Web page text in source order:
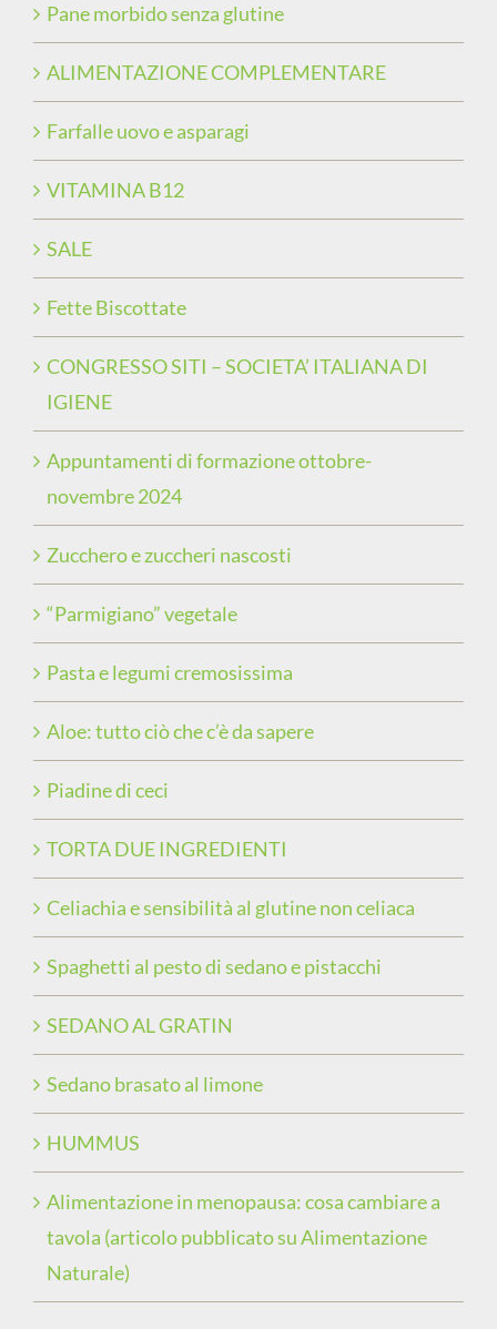
Pane morbido senza glutine
ALIMENTAZIONE COMPLEMENTARE
Farfalle uovo e asparagi
VITAMINA B12
SALE
Fette Biscottate
CONGRESSO SITI – SOCIETA’ ITALIANA DI
IGIENE
Appuntamenti di formazione ottobre-
novembre 2024
Zucchero e zuccheri nascosti
“Parmigiano” vegetale
Pasta e legumi cremosissima
Aloe: tutto ciò che c’è da sapere
Piadine di ceci
TORTA DUE INGREDIENTI
Celiachia e sensibilità al glutine non celiaca
Spaghetti al pesto di sedano e pistacchi
SEDANO AL GRATIN
Sedano brasato al limone
HUMMUS
Alimentazione in menopausa: cosa cambiare a
tavola (articolo pubblicato su Alimentazione
Naturale)